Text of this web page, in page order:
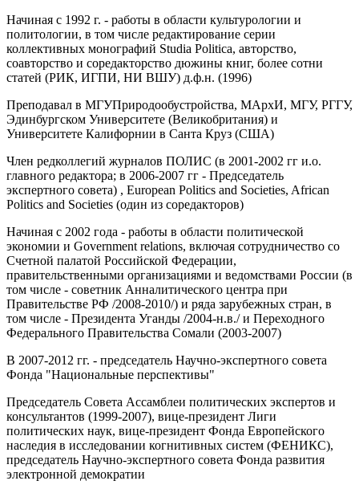
Начиная с 1992 г. - работы в области культурологии и
политологии, в том числе редактирование серии
коллективных монографий Studia Politica, авторство,
соавторство и соредакторство дюжины книг, более сотни
статей (РИК, ИГПИ, НИ ВШУ) д.ф.н. (1996)
Преподавал в МГУПриродообустройства, МАрхИ, МГУ, РГГУ,
Эдинбургском Университете (Великобритания) и
Университете Калифорнии в Санта Круз (США)
Член редколлегий журналов ПОЛИС (в 2001-2002 гг и.о.
главного редактора; в 2006-2007 гг - Председатель
экспертного совета) , European Politics and Societies, African
Politics and Societies (один из соредакторов)
Начиная с 2002 года - работы в области политической
экономии и Government relations, включая сотрудничество со
Счетной палатой Российской Федерации,
правительственными организациями и ведомствами России (в
том числе - советник Анналитического центра при
Правительстве РФ /2008-2010/) и ряда зарубежных стран, в
том числе - Президента Уганды /2004-н.в./ и Переходного
Федерального Правительства Сомали (2003-2007)
В 2007-2012 гг. - председатель Научно-экспертного совета
Фонда "Национальные перспективы"
Председатель Совета Ассамблеи политических экспертов и
консультантов (1999-2007), вице-президент Лиги
политических наук, вице-президент Фонда Европейского
наследия в исследовании когнитивных систем (ФЕНИКС),
председатель Научно-экспертного совета Фонда развития
электронной демократии